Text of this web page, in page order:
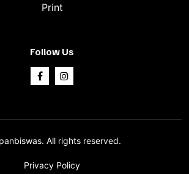
Print
Follow Us
All rights reserved.
Privacy Policy